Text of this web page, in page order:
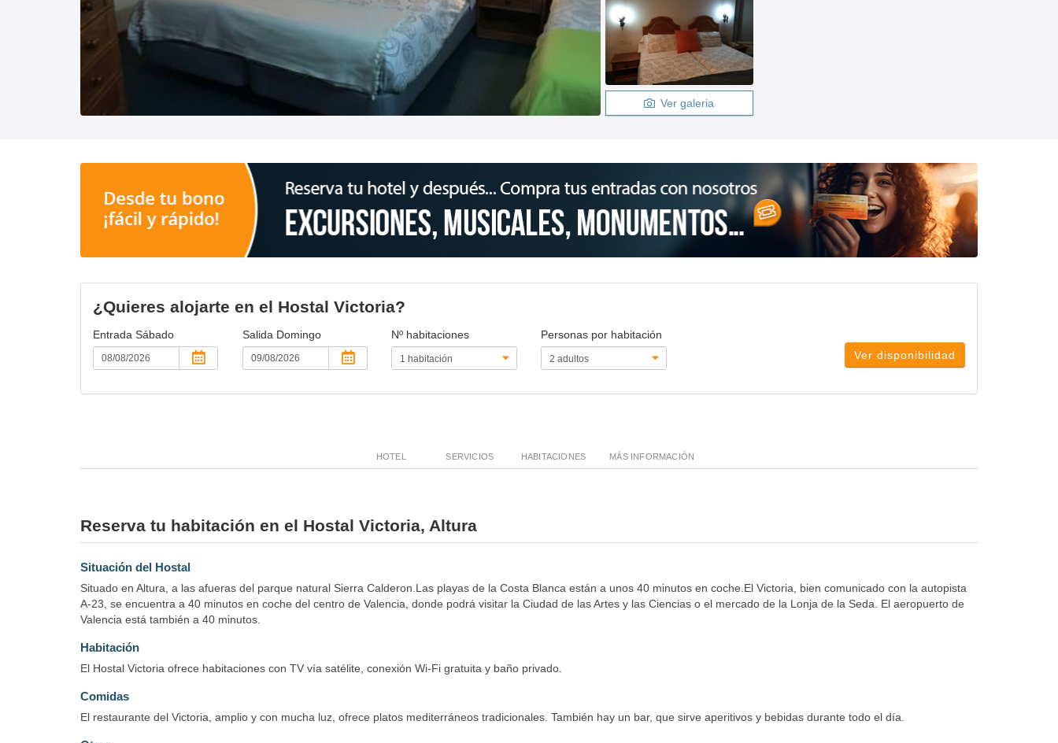
Ver galeria
¿Quieres alojarte en el Hostal Victoria?
Entrada Sábado Salida Domingo Nº habitaciones
Personas por habitación
Ver disponibilidad
HOTEL SERVICIOS HABITACIONES MÁS INFORMACIÓN
Reserva tu habitación en el Hostal Victoria, Altura
Situación del Hostal
Situado en Altura, a las afueras del parque natural Sierra Calderon.Las playas de la Costa Blanca están a unos 40 minutos en coche.El Victoria, bien comunicado con la autopista
A-23, se encuentra a 40 minutos en coche del centro de Valencia, donde podrá visitar la Ciudad de las Artes y las Ciencias o el mercado de la Lonja de la Seda. El aeropuerto de
Valencia está también a 40 minutos.
Habitación
El Hostal Victoria ofrece habitaciones con TV vía satélite, conexión Wi-Fi gratuita y baño privado.
Comidas
El restaurante del Victoria, amplio y con mucha luz, ofrece platos mediterráneos tradicionales. También hay un bar, que sirve aperitivos y bebidas durante todo el día.